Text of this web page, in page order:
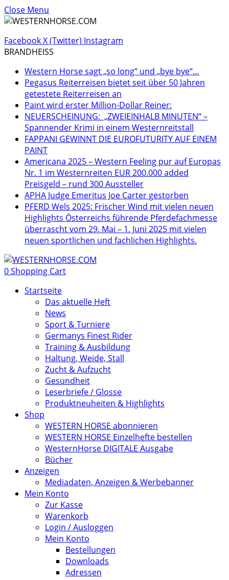
Close Menu
FacebookX (Twitter) Instagram
BRANDHEISS
Western Horse sagt „so long“ und „bye bye“…
Pegasus Reiterreisen bietet seit über 50 Jahren
getestete Reiterreisen an
Paint wird erster Million-Dollar Reiner:
NEUERSCHEINUNG: „ZWEIEINHALB MINUTEN“ –
Spannender Krimi in einem Westernreitstall
FAPPANI GEWINNT DIE EUROFUTURITY AUF EINEM
PAINT
Americana 2025 – Western Feeling pur auf Europas
Nr. 1 im Westernreiten EUR 200.000 added
Preisgeld – rund 300 Aussteller
APHA Judge Emeritus Joe Carter gestorben
PFERD Wels 2025: Frischer Wind mit vielen neuen
Highlights Österreichs führende Pferdefachmesse
überrascht vom 29. Mai – 1. Juni 2025 mit vielen
neuen sportlichen und fachlichen Highlights.
0Shopping Cart
Startseite
Das aktuelle Heft
News
Sport & Turniere
Germanys Finest Rider
Training & Ausbildung
Haltung, Weide, Stall
Zucht & Aufzucht
Gesundheit
Leserbriefe / Glosse
Produktneuheiten & Highlights
Shop
WESTERN HORSE abonnieren
WESTERN HORSE Einzelhefte bestellen
WesternHorse DIGITALE Ausgabe
Bücher
Anzeigen
Mediadaten, Anzeigen & Werbebanner
Mein Konto
Zur Kasse
Warenkorb
Login / Ausloggen
Mein Konto
Bestellungen
Downloads
Adressen